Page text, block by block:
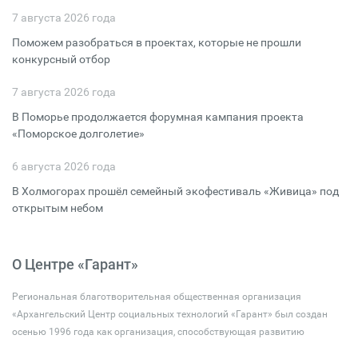
7 августа 2026 года
Поможем разобраться в проектах, которые не прошли
конкурсный отбор
7 августа 2026 года
В Поморье продолжается форумная кампания проекта
«Поморское долголетие»
6 августа 2026 года
В Холмогорах прошёл семейный экофестиваль «Живица» под
открытым небом
О Центре «Гарант»
Региональная благотворительная общественная организация
«Архангельский Центр социальных технологий «Гарант» был создан
осенью 1996 года как организация, способствующая развитию